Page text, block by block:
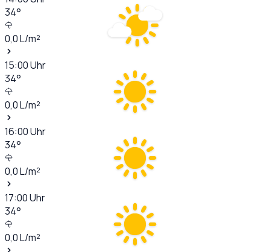
34°
0,0L/m²
15:00Uhr
34°
0,0L/m²
16:00Uhr
34°
0,0L/m²
17:00Uhr
34°
0,0L/m²